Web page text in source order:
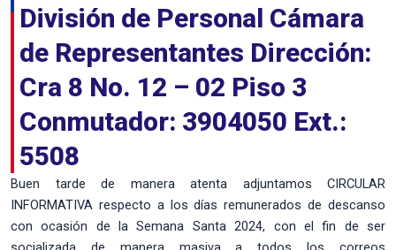
División de Personal Cámara
de Representantes Dirección:
Cra 8 No. 12 – 02 Piso 3
Conmutador: 3904050 Ext.:
5508
Buen tarde de manera atenta adjuntamos CIRCULAR
INFORMATIVA respecto a los días remunerados de descanso
con ocasión de la Semana Santa 2024, con el fin de ser